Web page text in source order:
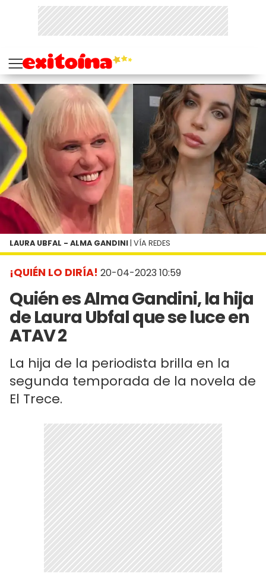
¡QUIÉN LO DIRÍA! 20-04-2023 10:59
Quién es Alma Gandini, la hija
de Laura Ubfal que se luce en
ATAV 2
La hija de la periodista brilla en la
segunda temporada de la novela de
El Trece.
LAURA UBFAL - ALMA GANDINI | VÍA REDES